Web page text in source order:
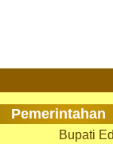
Pemerintahan
Bupati